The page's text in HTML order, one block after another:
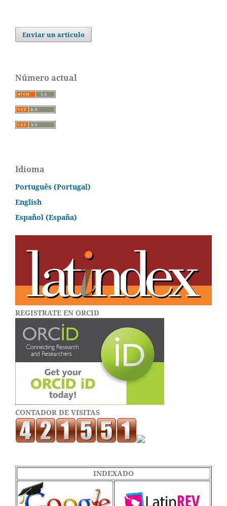
Enviar un artículo
Número actual
Idioma
Português (Portugal)
English
Español (España)
REGISTRATE EN ORCID
CONTADOR DE VISITAS
INDEXADO